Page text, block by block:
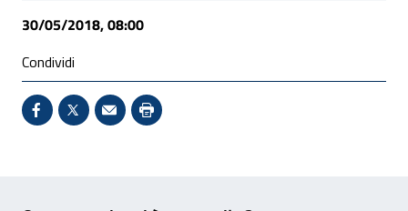
30/05/2018, 08:00
Condividi
Condividi su Facebook - Sito esterno - Apertura in
X - Sito esterno - Apertura in nuova finestra
Invio Mail: apre il programma di posta
Stampa pagina: scelta meno